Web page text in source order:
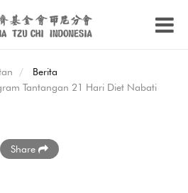
Berita
Tantangan 21 Hari Diet Nabati
Share